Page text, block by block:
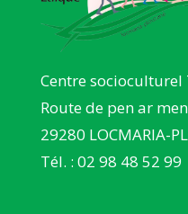
Centre socioculturel
Route de pen ar
29280 LOCMARIA-
Tél. : 02 98 48 52 99